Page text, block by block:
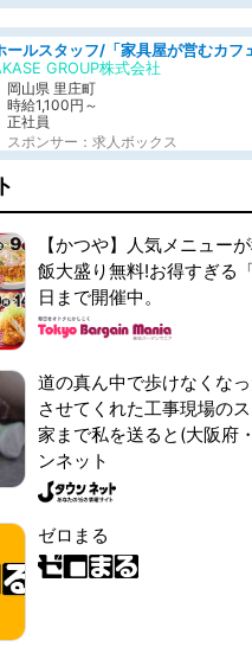
GROUP株式会社
岡山県 里庄町
時給1,100円～
正社員
スポンサー：求人ボックス
【かつや】人気メニュー
飯大盛り無料!お得すぎる
日まで開催中。
道の真ん中で歩けなくな
させてくれた工事現場のス
家まで私を送ると(大阪府
ンネット
ゼロまる